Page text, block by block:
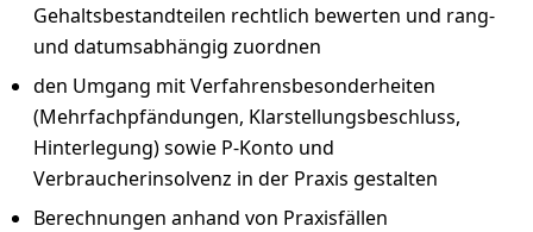
Gehaltsbestandteilen rechtlich bewerten und rang-
und datumsabhängig zuordnen
den Umgang mit Verfahrensbesonderheiten
(Mehrfachpfändungen, Klarstellungsbeschluss,
Hinterlegung) sowie P-Konto und
Verbraucherinsolvenz in der Praxis gestalten
Berechnungen anhand von Praxisfällen